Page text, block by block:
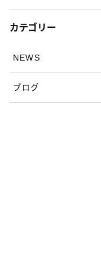
カテゴリー
NEWS
ブログ